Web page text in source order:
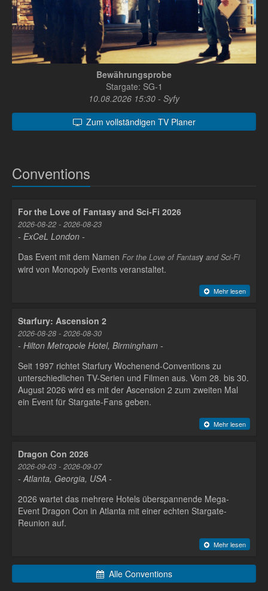
Bewährungsprobe
Stargate: SG-1
10.08.2026 15:30 - Syfy
Zum vollständigen TV Planer
Conventions
For the Love of Fantasy and Sci-Fi 2026
2026-08-22 - 2026-08-23
- ExCeL London -
Das Event mit dem Namen For the Love of Fantasy and Sci-Fi
wird von Monopoly Events veranstaltet.
Mehr lesen
Starfury: Ascension 2
2026-08-28 - 2026-08-30
- Hilton Metropole Hotel, Birmingham -
Seit 1997 richtet Starfury Wochenend-Conventions zu
unterschiedlichen TV-Serien und Filmen aus. Vom 28. bis 30.
August 2026 wird es mit der Ascension 2 zum zweiten Mal
ein Event für Stargate-Fans geben.
Mehr lesen
Dragon Con 2026
2026-09-03 - 2026-09-07
- Atlanta, Georgia, USA -
2026 wartet das mehrere Hotels überspannende Mega-
Event Dragon Con in Atlanta mit einer echten Stargate-
Reunion auf.
Mehr lesen
Alle Conventions